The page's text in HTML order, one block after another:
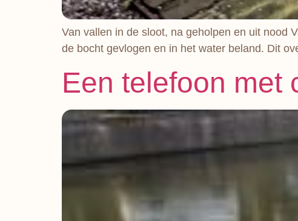
Van vallen in de sloot, na geholpen en uit nood
de bocht gevlogen en in het water beland. Dit
Een telefoon met